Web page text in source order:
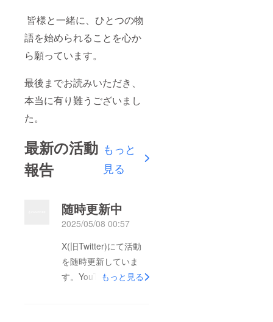
皆様と一緒に、ひとつの物
語を始められることを心か
ら願っています。
最後までお読みいただき、
本当に有り難うございまし
た。
最新の活動
報告
もっと
見る
随時更新中
2025/05/08 00:57
X(旧Twitter)にて活動
を随時更新していま
す。YouTubeでも活動
もっと見る